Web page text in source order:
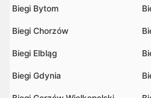
Biegi Bytom
Biegi Chorzów
Biegi Elbląg
Biegi Gdynia